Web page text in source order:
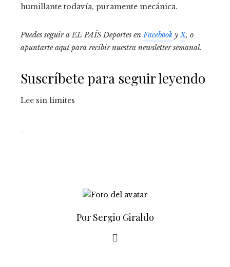
humillante todavía, puramente mecánica.
Puedes seguir a EL PAÍS Deportes enFacebook yX, o
apuntarte aquí para recibirnuestra newsletter semanal.
Suscríbete para seguir leyendo
Lee sin límites
Por Sergio Giraldo